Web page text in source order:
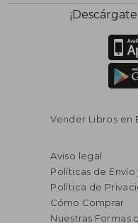
Vender Libros en
Aviso legal
Políticas de
Política de
Cómo Comprar
Nuestras Formas